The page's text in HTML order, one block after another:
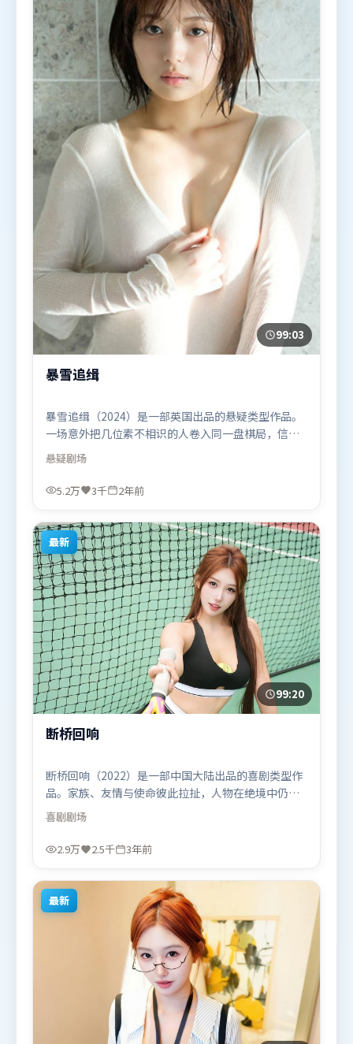
99:03
暴雪追缉
暴雪追缉（2024）是一部英国出品的悬疑类型作品。
一场意外把几位素不相识的人卷入同一盘棋局，信任
与背叛交替上演。人物关系网复杂却不凌乱，每场对
手戏都推动信息增量。由雷德利·斯科特执导，杨
幂、秦海璐、基里安·墨菲，弗洛伦丝·皮尤、白
在部分地区首映上线，适合喜欢悬疑题材的观众观
看。
悬疑剧场
5.2万 3千 2年前
最新
99:20
断桥回响
断桥回响（2022）是一部中国大陆出品的喜剧类型作
品。家族、友情与使命彼此拉扯，人物在绝境中仍试
图守住心中微光。群像刻画各有弧光，配角亦承担叙
事推进功能。由娄烨执导，汤唯、河正宇、艾米莉·
布朗特，堺雅人、孙艺珍、汤姆·哈迪等联袂出演。
上线，适合喜欢喜剧题材的观众观看。
喜剧剧场
2.9万 2.5千 3年前
最新